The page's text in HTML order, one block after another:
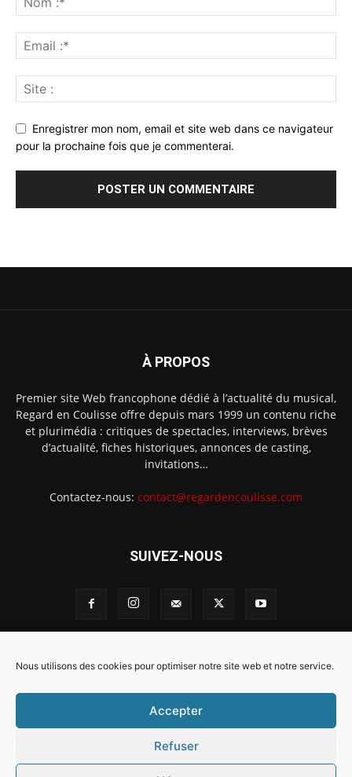
Nous utilisons des cookies pour optimiser notre site web et notre service.
Accepter
Refuser
Enregistrer mon nom, email et site web dans ce navigateur
pour la prochaine fois que je commenterai.
À PROPOS
Premier site Web francophone dédié à l’actualité du musical,
Regard en Coulisse offre depuis mars 1999 un contenu riche
et plurimédia : critiques de spectacles, interviews, brèves
d’actualité, fiches historiques, annonces de casting,
invitations…
Contactez-nous: contact@regardencoulisse.com
SUIVEZ-NOUS
Intégration Ghislain Fayard
Mentions légales